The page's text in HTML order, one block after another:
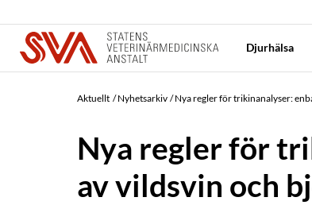
Djurhälsa
Aktuellt Nyhetsarkiv Nya regler för trikinanalyser:
Nya regler för
av vildsvin och